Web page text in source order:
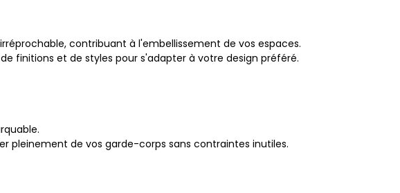
contribuant à l'embellissement de vos espaces.
finitions et de styles pour s'adapter à votre design préféré.
pleinement de vos garde-corps sans contraintes inutiles.